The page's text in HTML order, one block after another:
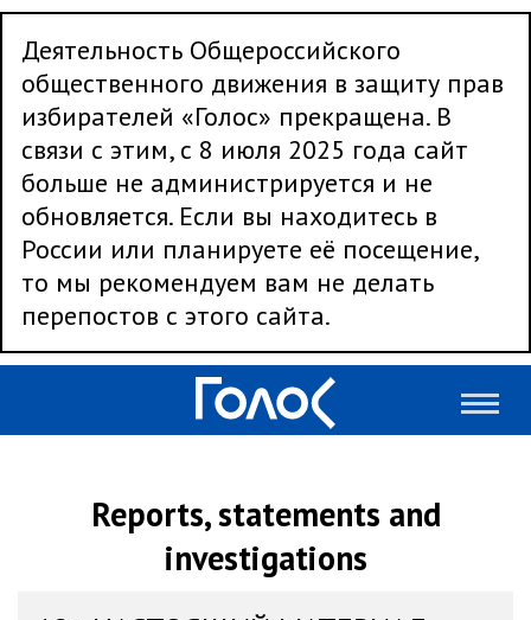
Деятельность Общероссийского
общественного движения в защиту прав
избирателей «Голос» прекращена. В
связи с этим, с 8 июля 2025 года сайт
больше не администрируется и не
обновляется. Если вы находитесь в
России или планируете её посещение,
то мы рекомендуем вам не делать
перепостов с этого сайта.
Reports, statements and
investigations